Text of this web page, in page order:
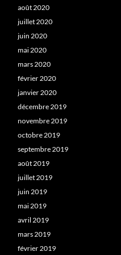
août 2020
juillet 2020
juin 2020
mai 2020
mars 2020
février 2020
janvier 2020
décembre 2019
novembre 2019
octobre 2019
septembre 2019
août 2019
juillet 2019
juin 2019
mai 2019
avril 2019
mars 2019
février 2019